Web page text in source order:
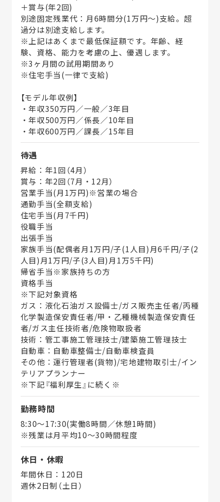
＋賞与(年2回)
別途固定残業代：月6時間分(1万円～)支給。超
過分は別途支給します。
※上記はあくまで最低保証額です。年齢、経
験、資格、能力を考慮の上、優遇します。
※3ヶ月間の試用期間あり
※住宅手当(一律で支給)
【モデル年収例】
・年収350万円／一般／3年目
・年収500万円／係長／10年目
・年収600万円／課長／15年目
待遇
昇給：年1回（4月）
賞与：年2回（7月・12月）
営業手当(月1万円)※営業の場合
通勤手当(全額支給)
住宅手当(月7千円)
役職手当
出張手当
家族手当(配偶者月1万円/子(1人目)月6千円/子(2
人目)月1万円/子(3人目)月1万5千円)
帰省手当※家族持ちの方
資格手当
※下記対象資格
ガス：液化石油ガス設備士/ガス販売主任者/丙種
化学製造保安責任者/甲・乙種機械製造保安責任
者/ガス主任技術者/危険物取扱者
技術：管工事施工管理技士/建築施工管理技士
自動車：自動車整備士/自動車検査員
その他：運行管理者(貨物)/宅地建物取引士/イン
テリアプランナー
※下記『福利厚生』に続く※
勤務時間
8:30～17:30(実働8時間／休憩1時間)
※残業は月平均10～30時間程度
休日・休暇
年間休日：120日
週休2日制（土日）